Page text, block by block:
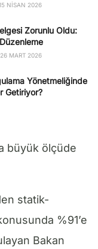
NISAN 2026
Zorunlu Oldu:
MART 2026
Yönetmeliğinde
Getiriyor?
büyük ölçüde
statik-
%91’e
Bakan